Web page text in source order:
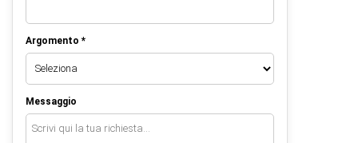
Argomento *
Messaggio